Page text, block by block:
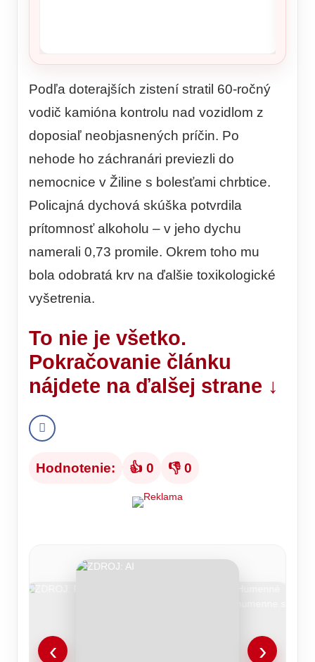
Podľa doterajších zistení stratil 60-ročný
vodič kamióna kontrolu nad vozidlom z
doposiaľ neobjasnených príčin. Po
nehode ho záchranári previezli do
nemocnice v Žiline s bolesťami chrbtice.
Policajná dychová skúška potvrdila
prítomnosť alkoholu – v jeho dychu
namerali 0,73 promile. Okrem toho mu
bola odobratá krv na ďalšie toxikologické
vyšetrenia.
To nie je všetko.
Pokračovanie článku
nájdete na ďalšej strane ↓
Hodnotenie: 👍 0 👎 0
‹ ›